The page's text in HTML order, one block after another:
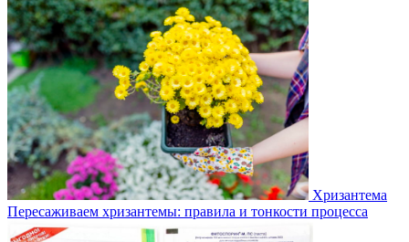
Хризантема
Пересаживаем хризантемы: правила и тонкости процесса